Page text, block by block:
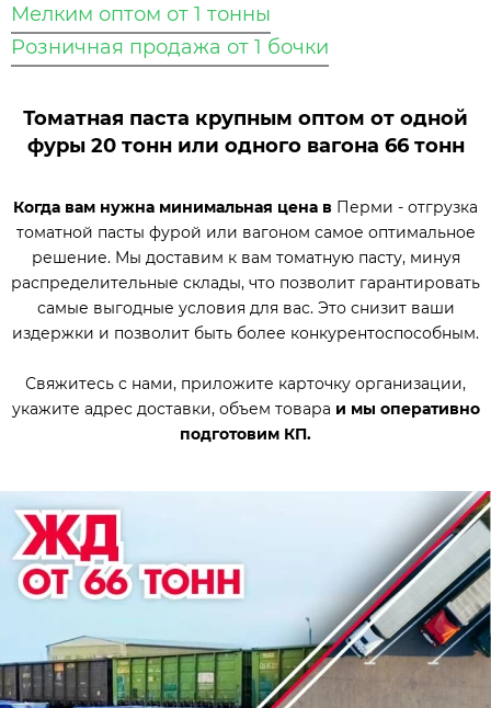
Мелким оптом от 1 тонны
Розничная продажа от 1 бочки
Томатная паста крупным оптом от одной
фуры 20 тонн или одного вагона 66 тонн
Когда вам нужна минимальная цена в Перми - отгрузка
томатной пасты фурой или вагоном самое оптимальное
решение. Мы доставим к вам томатную пасту, минуя
распределительные склады, что позволит гарантировать
самые выгодные условия для вас. Это снизит ваши
издержки и позволит быть более конкурентоспособным.
Свяжитесь с нами, приложите карточку организации,
укажите адрес доставки, объем товара и мы оперативно
подготовим КП.